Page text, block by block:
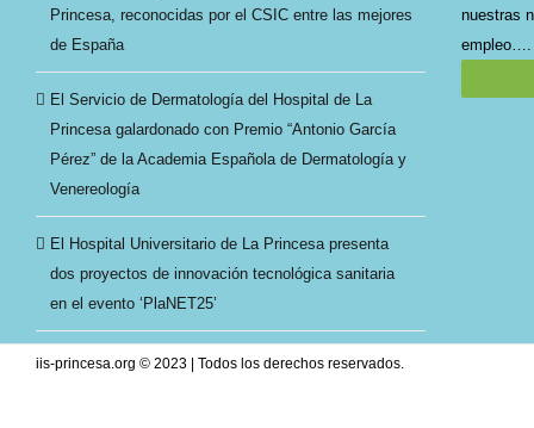
Princesa, reconocidas por el CSIC entre las mejores
de España
El Servicio de Dermatología del Hospital de La
Princesa galardonado con Premio “Antonio García
Pérez” de la Academia Española de Dermatología y
Venereología
El Hospital Universitario de La Princesa presenta
dos proyectos de innovación tecnológica sanitaria
en el evento ‘PlaNET25’
nuestras
empleo….
iis-princesa.org © 2023 | Todos los derechos reservados.